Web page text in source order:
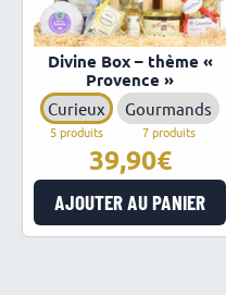
Divine Box – thème «
Provence »
Curieux
5 produits
Gourmands
7 produits
39,90
AJOUTER AU PANIER